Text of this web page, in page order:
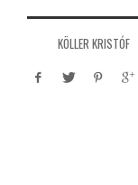
KÖLLER KRISTÓF